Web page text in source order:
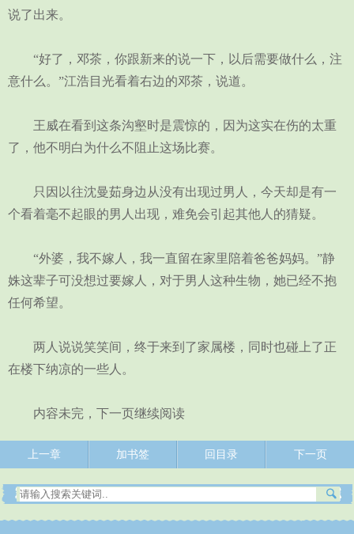
说了出来。
“好了，邓茶，你跟新来的说一下，以后需要做什么，注
意什么。”江浩目光看着右边的邓茶，说道。
王威在看到这条沟壑时是震惊的，因为这实在伤的太重
了，他不明白为什么不阻止这场比赛。
只因以往沈曼茹身边从没有出现过男人，今天却是有一
个看着毫不起眼的男人出现，难免会引起其他人的猜疑。
“外婆，我不嫁人，我一直留在家里陪着爸爸妈妈。”静
姝这辈子可没想过要嫁人，对于男人这种生物，她已经不抱
任何希望。
两人说说笑笑间，终于来到了家属楼，同时也碰上了正
在楼下纳凉的一些人。
内容未完，下一页继续阅读
上一章 加书签 回目录 下一页